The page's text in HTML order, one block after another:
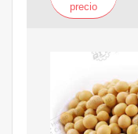
precio